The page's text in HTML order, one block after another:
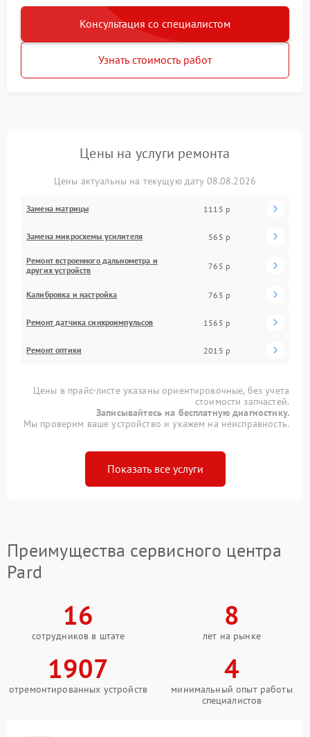
Консультация со специалистом
Узнать стоимость работ
Цены на услуги ремонта
Цены актуальны на текущую дату 08.08.2026
Замена матрицы 1115 р
Замена микросхемы усилителя 565 р
Ремонт встроенного дальнометра и
других устройств
765 р
Калибровка и настройка 765 р
Ремонт датчика синхроимпульсов 1565 р
Ремонт оптики 2015 р
Цены в прайс-листе указаны ориентировочные, без учета
стоимости запчастей.
Записывайтесь на бесплатную диагностику.
Мы проверим ваше устройство и укажем на неисправность.
Показать все услуги
Преимущества сервисного центра
Pard
16
сотрудников в штате
8
лет на рынке
1907
отремонтированных устройств
4
минимальный опыт работы
специалистов